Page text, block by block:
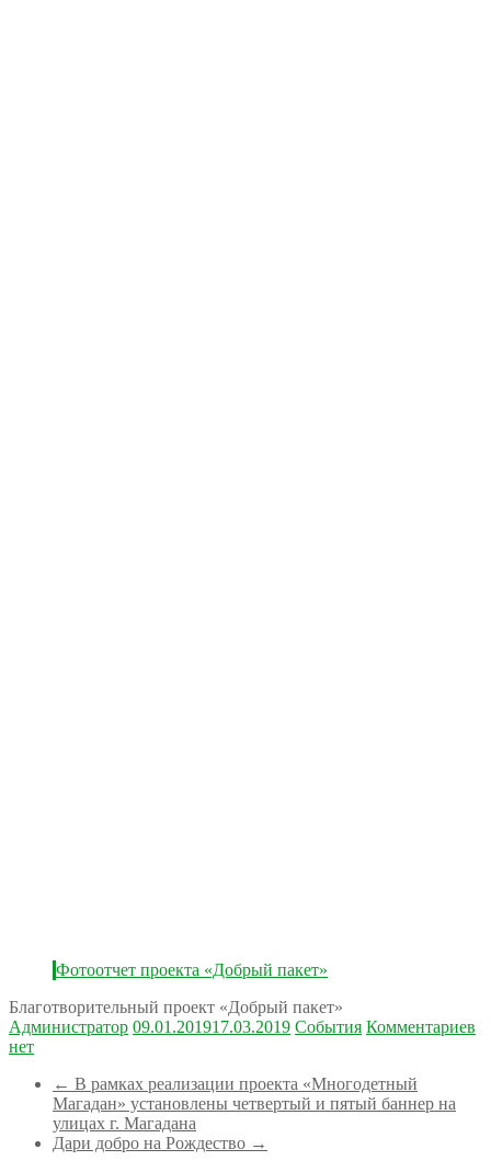
Фотоотчет проекта «Добрый пакет»
Благотворительный проект «Добрый пакет»
Администратор 09.01.201917.03.2019 События Комментариев
нет
← В рамках реализации проекта «Многодетный
Магадан» установлены четвертый и пятый баннер на
улицах г. Магадана
Дари добро на Рождество →